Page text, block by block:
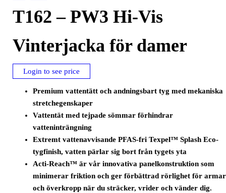
T162 – PW3 Hi-Vis
Vinterjacka för damer
Login to see price
Premium vattentätt och andningsbart tyg med mekaniska
stretchegenskaper
Vattentät med tejpade sömmar förhindrar
vatteninträngning
Extremt vattenavvisande PFAS-fri Texpel™ Splash Eco-
tygfinish, vatten pärlar sig bort från tygets yta
Acti-Reach™ är vår innovativa panelkonstruktion som
minimerar friktion och ger förbättrad rörlighet för armar
och överkropp när du sträcker, vrider och vänder dig.